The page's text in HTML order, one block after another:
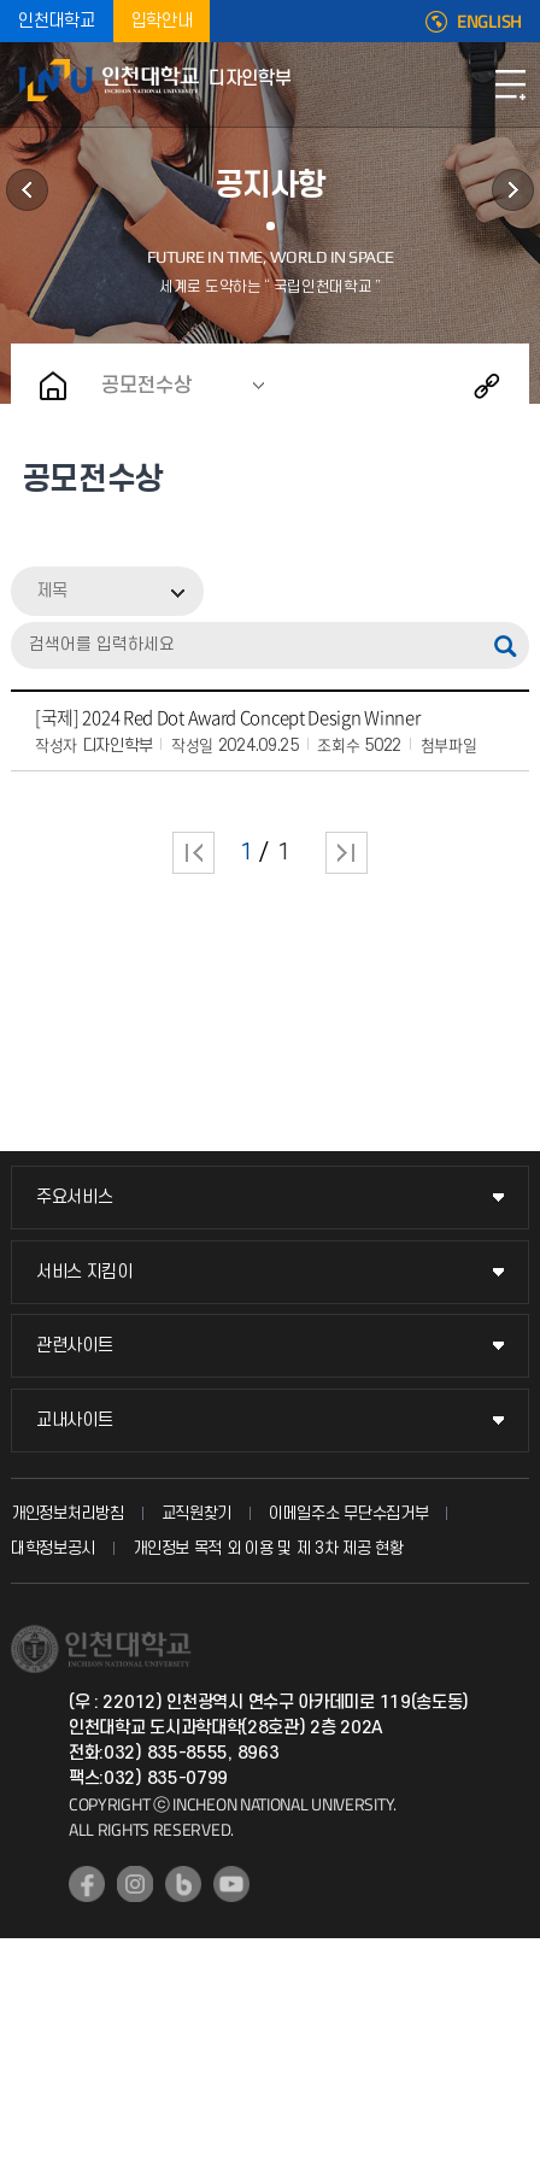
인천대학교 입학안내 ENGLISH
디자인학부
공지사항
공모전수상
공모전수상
제목
[국제] 2024 Red Dot Award Concept Design Winner
작성자 디자인학부 작성일 2024.09.25 조회수 5022 첨부파일
1 1
주요서비스
주요서비스
교무회의방송
입학안내
취업정보(학생)
서비스 지킴이
서비스 지킴이
묻고 답하기
칭찬마당
학생서비스 지킴이
관련사이트
관련사이트
국방헬프콜
총동문회
교내사이트
교내사이트
교수회
교육혁신본부
국제지원과
공자아카데미
기초교육원
개인정보처리방침 교직원찾기
이메일주소 무단수집거부
대학정보공시
개인정보 목적 외 이용 및 제 3차 제공 현황
(우 : 22012) 인천광역시 연수구 아카데미로 119(송도동)
인천대학교 도시과학대학(28호관) 2층 202A
전화:032) 835-8555, 8963
팩스:032) 835-0799
COPYRIGHT ⓒ INCHEON NATIONAL UNIVERSITY.
ALL RIGHTS RESERVED.